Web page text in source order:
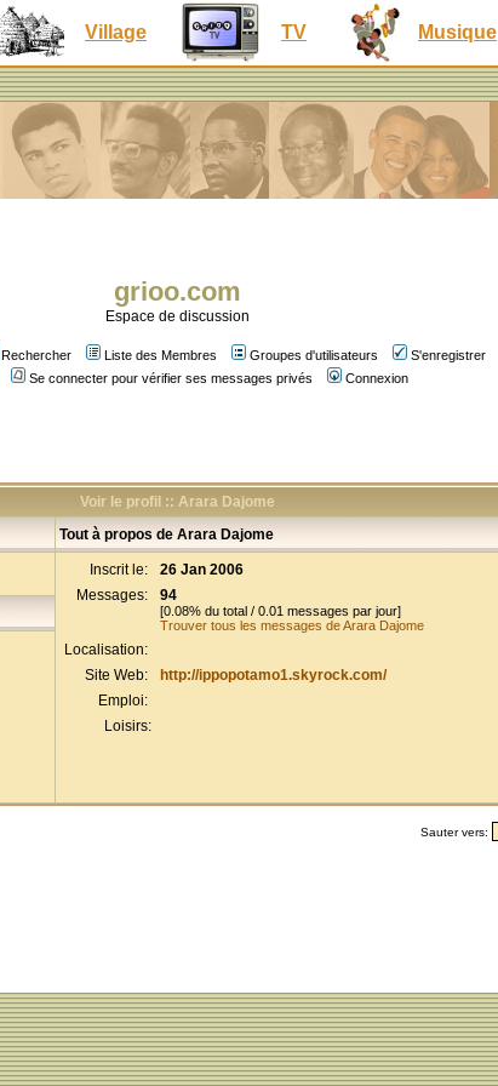
Village TV Musique
grioo.com
Espace de discussion
Rechercher Liste des Membres Groupes d'utilisateurs
S'enregistrer
Se connecter pour vérifier ses messages privés Connexion
Voir le profil :: Arara Dajome
Tout à propos de Arara Dajome
Inscrit le:
26 Jan 2006
Messages:
94
[0.08% du total / 0.01 messages par jour]
Trouver tous les messages de Arara Dajome
Localisation:
Site Web:
http://ippopotamo1.skyrock.com/
Emploi:
Loisirs:
Sauter vers: